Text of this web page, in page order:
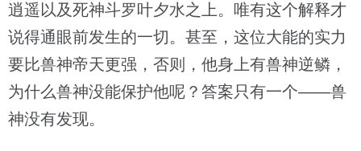
逍遥以及死神斗罗叶夕水之上。唯有这个解释才
说得通眼前发生的一切。甚至，这位大能的实力
要比兽神帝天更强，否则，他身上有兽神逆鳞，
为什么兽神没能保护他呢？答案只有一个——兽
神没有发现。